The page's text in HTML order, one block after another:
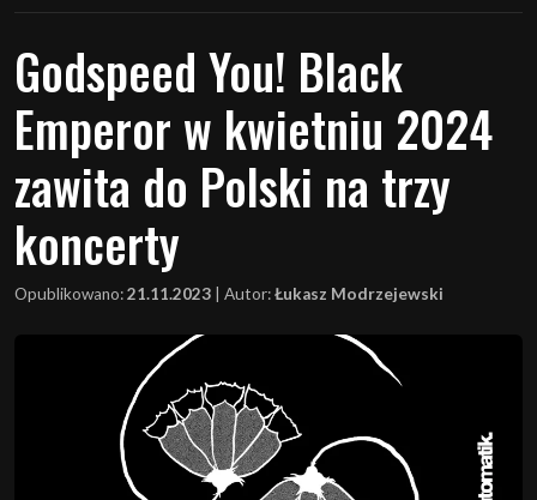
Godspeed You! Black
Emperor w kwietniu 2024
zawita do Polski na trzy
koncerty
Opublikowano:21.11.2023 Autor:Łukasz Modrzejewski